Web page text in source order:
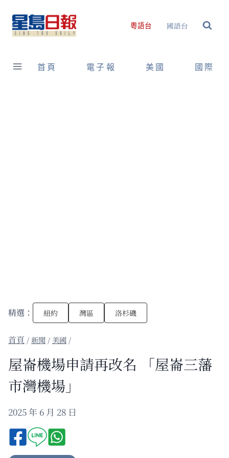
content
粵語台 國語台
首頁 電子報 美國 國際
精選： 紐約 灣區 洛杉磯
/新聞 / 美國 /
屋崙機場申請再改名 「屋崙三藩
市灣機場」
2025 年 6 月 28 日